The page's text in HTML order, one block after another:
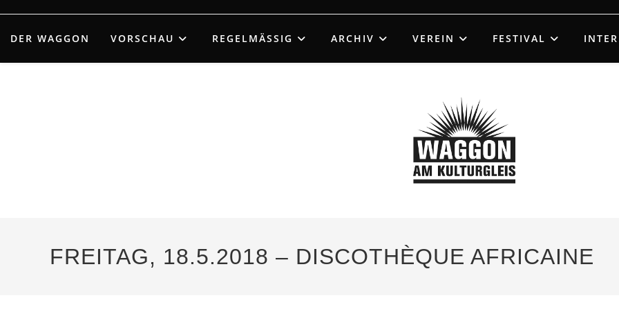
springen
DER WAGGON VORSCHAU REGELMÄSSIG ARCHIV VEREIN FESTIVAL
FREITAG, 18.5.2018 – DISCOTHÈQUE AFRICAINE